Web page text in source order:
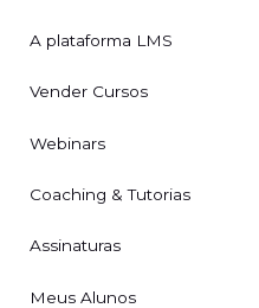
A plataforma LMS
Vender Cursos
Webinars
Coaching & Tutorias
Assinaturas
Meus Alunos